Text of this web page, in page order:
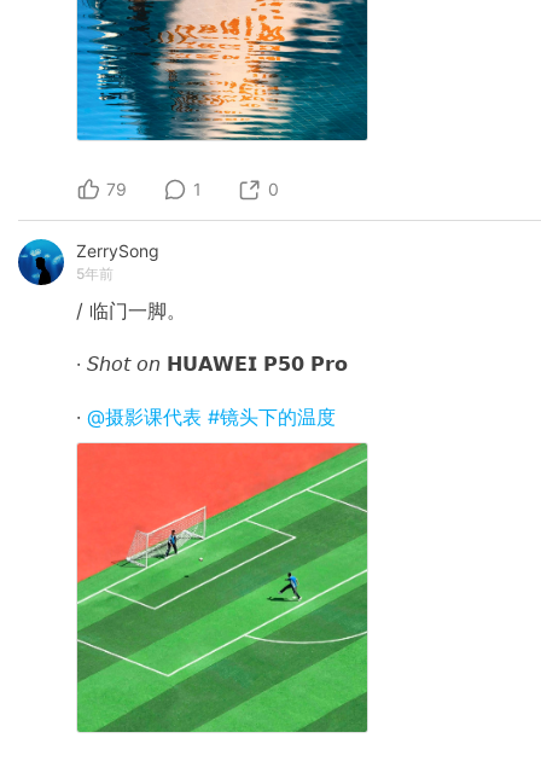
79 1 0
ZerrySong
5年前
/ 临门一脚。
· 𝘚𝘩𝘰𝘵 𝘰𝘯 𝗛𝗨𝗔𝗪𝗘𝗜 𝗣𝟱𝟬 𝗣𝗿𝗼
· @摄影课代表 #镜头下的温度